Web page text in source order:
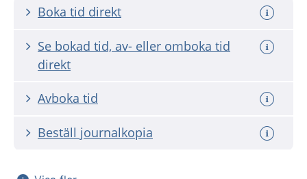
Boka tid direkt
Se bokad tid, av- eller omboka tid
direkt
Avboka tid
Beställ journalkopia